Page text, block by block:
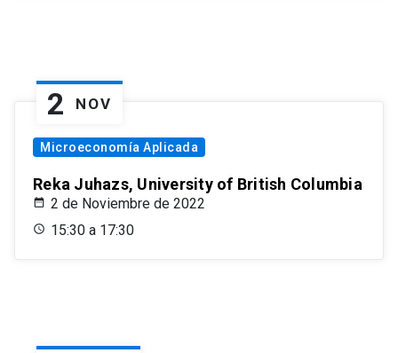
2 NOV
Microeconomía Aplicada
Reka Juhazs, University of British Columbia
2 de Noviembre de 2022
15:30 a 17:30